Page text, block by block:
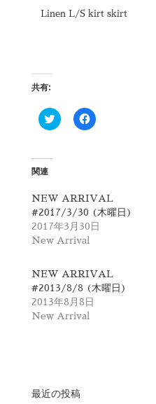
Linen L/S kirt skirt
共有:
ク
リ
t
t
e
r
で
共
新
し
い
ウ
ィ
ン
)
F
a
共
有
す
る
に
ッ
ク
し
て
く
関連
NEW ARRIVAL
#2017/3/30 (木曜日)
2017年3月30日
New Arrival
NEW ARRIVAL
#2013/8/8 (木曜日)
2013年8月8日
New Arrival
最近の投稿